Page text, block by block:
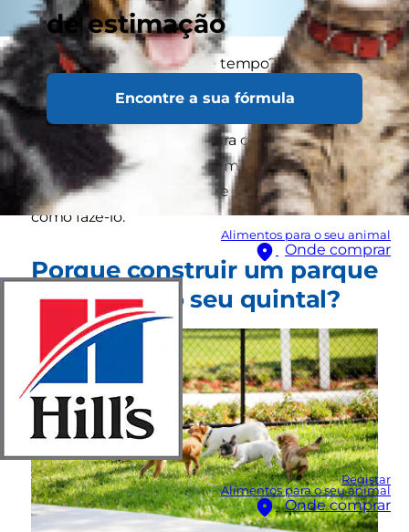
de estimação
Encontre a sua fórmula
Alimentos para o seu animal
Onde comprar
Registar
Alimentos para o seu animal
Onde comprar
Tem mais trabalho do que tempo? Não há
tempo para levar o seu cão ao parque?
Considere levar o parque até ao seu cão,
construindo um parque para cães no quintal da
sua casa. Não leva muito tempo, e usa materiais
que tem em casa. Continue a ler para saber
como fazê-lo.
Porque construir um parque
para cães no seu quintal?